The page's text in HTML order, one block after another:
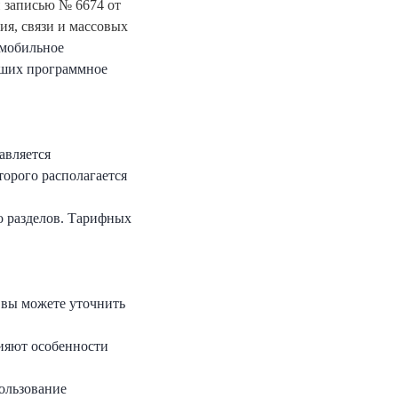
записью № 6674 от
связи и массовых
программное
располагается
разделов. Тарифных
можете уточнить
особенности